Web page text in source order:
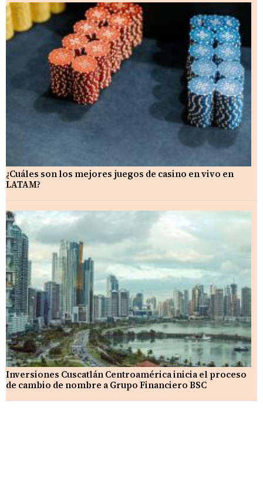
¿Cuáles son los mejores juegos de casino en vivo en
LATAM?
Inversiones Cuscatlán Centroamérica inicia el proceso
de cambio de nombre a Grupo Financiero BSC